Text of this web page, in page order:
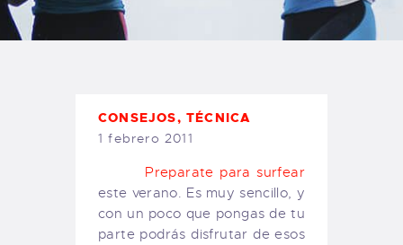
TIENDA FAMILY SURFERS
WEBCAM SALINAS
CONSEJOS,TÉCNICA
1 febrero 2011
Preparate para surfear
este verano. Es muy sencillo, y
con un poco que pongas de tu
parte podrás disfrutar de esos